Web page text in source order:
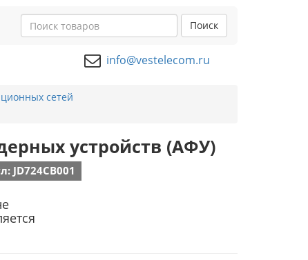
Поиск
info@vestelecom.ru
сетей
устройств (АФУ)
JD724CB001